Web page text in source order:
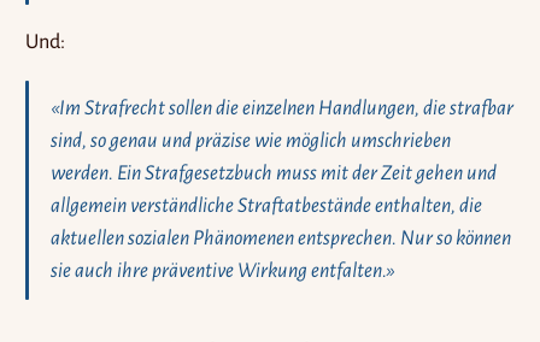
Und:
«Im Strafrecht sollen die einzelnen Handlungen, die strafbar
sind, so genau und präzise wie möglich umschrieben
werden. Ein Strafgesetzbuch muss mit der Zeit gehen und
allgemein verständliche Straftatbestände enthalten, die
aktuellen sozialen Phänomenen entsprechen. Nur so können
sie auch ihre präventive Wirkung entfalten.»